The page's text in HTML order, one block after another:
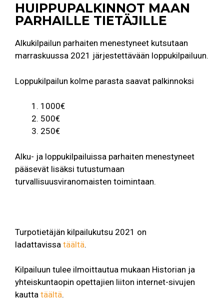
HUIPPUPALKINNOT MAAN
PARHAILLE TIETÄJILLE
Alkukilpailun parhaiten menestyneet kutsutaan
marraskuussa 2021 järjestettävään loppukilpailuun.
Loppukilpailun kolme parasta saavat palkinnoksi
1000€
500€
250€
Alku- ja loppukilpailuissa parhaiten menestyneet
pääsevät lisäksi tutustumaan
turvallisuusviranomaisten toimintaan.
Turpotietäjän kilpailukutsu 2021 on
ladattavissa täältä.
Kilpailuun tulee ilmoittautua mukaan Historian ja
yhteiskuntaopin opettajien liiton internet-sivujen
kautta täältä.